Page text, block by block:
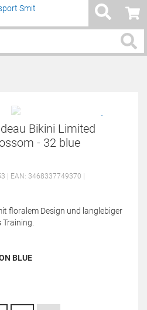
Service / Hilfe
Bikini Limited
- 32 blue
| EAN: 3468337749370
floralem Design und langlebiger
BLUE